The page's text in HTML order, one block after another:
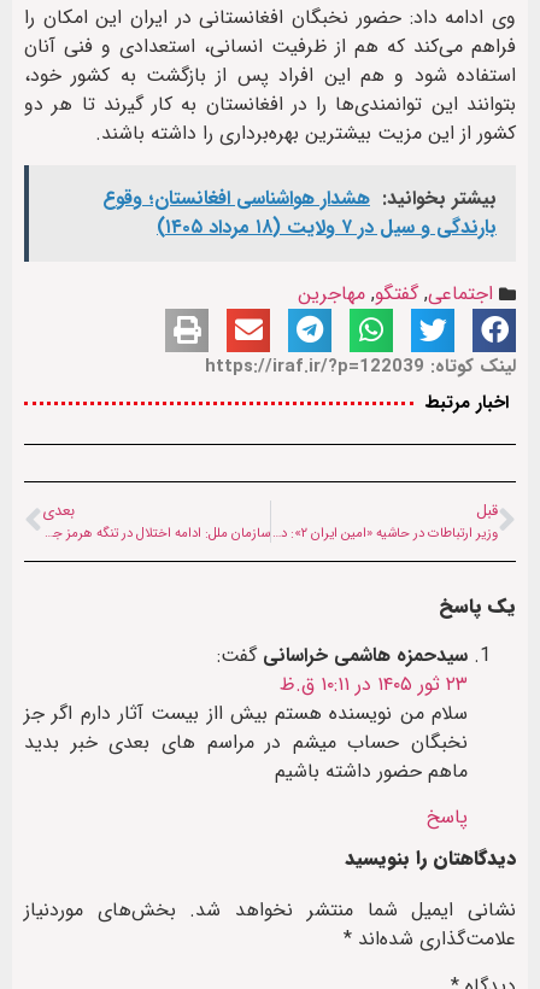
وی ادامه داد: حضور نخبگان افغانستانی در ایران این امکان را
فراهم می‌کند که هم از ظرفیت انسانی، استعدادی و فنی آنان
استفاده شود و هم این افراد پس از بازگشت به کشور خود،
بتوانند این توانمندی‌ها را در افغانستان به کار گیرند تا هر دو
کشور از این مزیت بیشترین بهره‌برداری را داشته باشند.
بیشتر بخوانید: هشدار هواشناسی افغانستان؛ وقوع
بارندگی و سیل در ۷ ولایت (۱۸ مرداد ۱۴۰۵)
اجتماعی,گفتگو, مهاجرین
لینک کوتاه: https://iraf.ir/?p=122039
اخبار مرتبط
قبل
وزیر ارتباطات در حاشیه «امین ایران ۲»: در جنگ رمضان بیش از ۵۰۰ سایت ارتباطی مورد اصابت قرار گرفت
بعدی
سازمان ملل: ادامه اختلال در تنگه هرمز جهان را به آستانه قحطی می‌برد
یک پاسخ
سیدحمزه هاشمی خراسانی گفت:
۲۳ ثور ۱۴۰۵ در ۱۰:۱۱ ق.ظ
سلام من نویسنده هستم بیش ااز بیست آثار دارم اگر جز
نخبگان حساب میشم در مراسم های بعدی خبر بدید
ماهم حضور داشته باشیم
پاسخ
دیدگاهتان را بنویسید
نشانی ایمیل شما منتشر نخواهد شد. بخش‌های موردنیاز
علامت‌گذاری شده‌اند *